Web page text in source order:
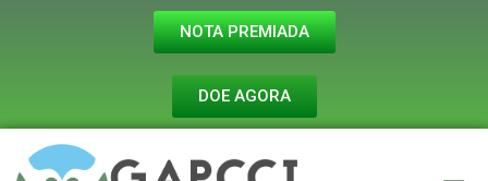
NOTA PREMIADA
DOE AGORA